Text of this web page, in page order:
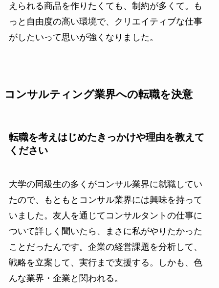
えられる商品を作りたくても、制約が多くて。も
っと自由度の高い環境で、クリエイティブな仕事
がしたいって思いが強くなりました。
コンサルティング業界への転職を決意
転職を考えはじめたきっかけや理由を教えて
ください
大学の同級生の多くがコンサル業界に就職してい
たので、もともとコンサル業界には興味を持って
いました。友人を通じてコンサルタントの仕事に
ついて詳しく聞いたら、まさに私がやりたかった
ことだったんです。企業の経営課題を分析して、
戦略を立案して、実行まで支援する。しかも、色
んな業界・企業と関われる。